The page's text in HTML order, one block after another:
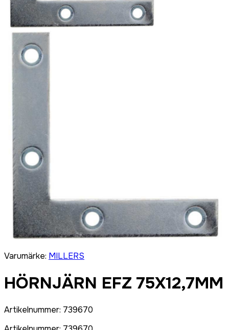
Varumärke: MILLERS
HÖRNJÄRN EFZ 75X12,7MM
Artikelnummer: 739670